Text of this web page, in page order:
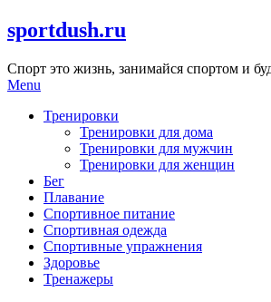
Skip
to
sportdush.ru
Спорт это жизнь, занимайся спортом и
Menu
Тренировки
Тренировки для дома
Тренировки для мужчин
Тренировки для женщин
Бег
Плавание
Спортивное питание
Спортивная одежда
Спортивные упражнения
Здоровье
Тренажеры